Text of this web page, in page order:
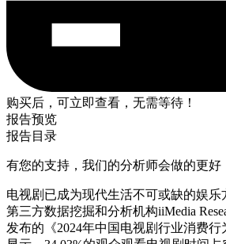
购买后，可立即查看，无需等待！
报告预览
报告目录
有您的支持，我们的分析师会做的更好
电视剧已成为现代生活不可或缺的娱
第三方数据挖掘和分析机构iiMedia
发布的《2024年中国电视剧行业消费